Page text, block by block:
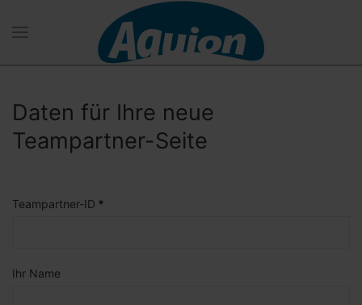
Zum Hauptinhalt springen
Daten für Ihre neue
Teampartner-Seite
Teampartner-ID *
Ihr Name